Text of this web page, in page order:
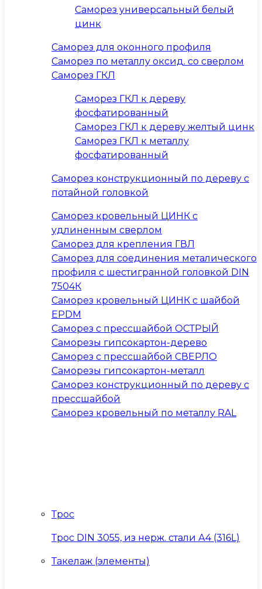
Саморез универсальный белый
цинк
Саморез для оконного профиля
Саморез по металлу оксид. со сверлом
Саморез ГКЛ
Саморез ГКЛ к дереву
фосфатированный
Саморез ГКЛ к дереву желтый цинк
Саморез ГКЛ к металлу
фосфатированный
Саморез конструкционный по дереву с
потайной головкой
Саморез кровельный ЦИНК с
удлиненным сверлом
Саморез для крепления ГВЛ
Саморез для соединения металического
профиля с шестигранной головкой DIN
7504К
Саморез кровельный ЦИНК с шайбой
EPDM
Саморез с прессшайбой ОСТРЫЙ
Саморезы гипсокартон-дерево
Саморез с прессшайбой СВЕРЛО
Саморезы гипсокартон-металл
Саморез конструкционный по дереву с
прессшайбой
Саморез кровельный по металлу RAL
Трос
Трос DIN 3055, из нерж. стали А4 (316L)
Такелаж (элементы)